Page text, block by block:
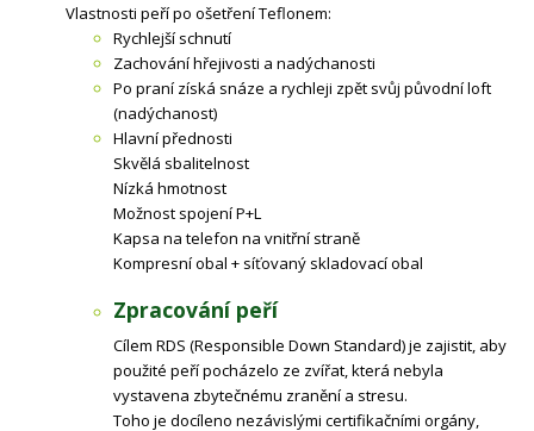
Vlastnosti peří po ošetření Teflonem:
Rychlejší schnutí
Zachování hřejivosti a nadýchanosti
Po praní získá snáze a rychleji zpět svůj původní loft
(nadýchanost)
Hlavní přednosti
Skvělá sbalitelnost
Nízká hmotnost
Možnost spojení P+L
Kapsa na telefon na vnitřní straně
Kompresní obal + síťovaný skladovací obal
Zpracování peří
Cílem RDS (Responsible Down Standard) je zajistit, aby
použité peří pocházelo ze zvířat, která nebyla
vystavena zbytečnému zranění a stresu.
Toho je docíleno nezávislými certifikačními orgány,